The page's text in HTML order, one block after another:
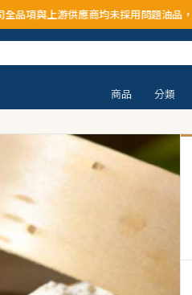
均未採用問題油品，請安心購買食用
商品 分類